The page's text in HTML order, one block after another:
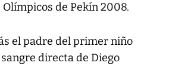
Olímpicos de Pekín 2008.
el padre del primer niño
directa de Diego